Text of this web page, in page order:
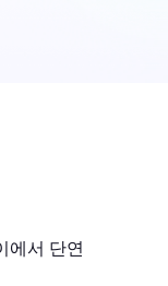
에서 단연